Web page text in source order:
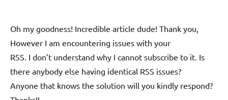
Oh my goodness! Incredible article dude! Thank you,
However I am encountering issues with your
RSS. I don’t understand why I cannot subscribe to it. Is
there anybody else having identical RSS issues?
Anyone that knows the solution will you kindly respond?